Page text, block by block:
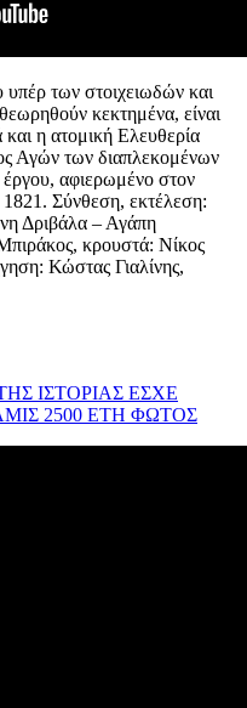
των στοιχειωδών και
κεκτημένα, είναι
η ατομική Ελευθερία
Αγών των διαπλεκομένων
αφιερωμένο στον
Σύνθεση, εκτέλεση:
Δριβάλα – Αγάπη
κρουστά: Νίκος
Κώστας Γιαλίνης,
ΙΣΤΟΡΙΑΣ ΕΣΧΕ
2500 ΕΤΗ ΦΩΤΟΣ